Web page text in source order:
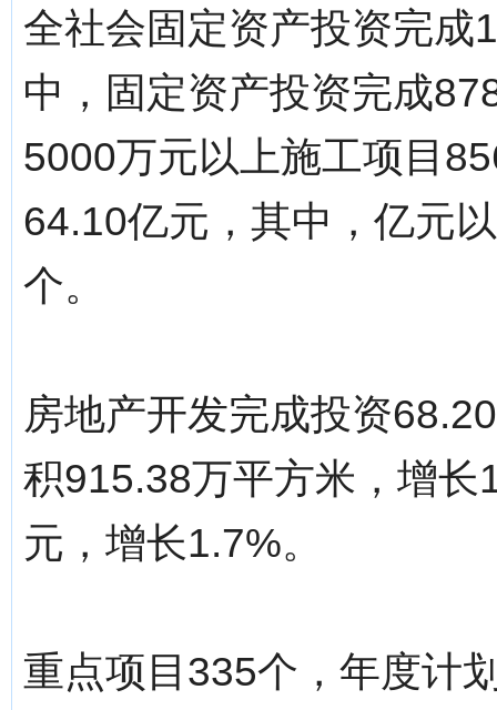
全社会固定资产投资完成
中，固定资产投资完成
5000万元以上施工项目
64.10亿元，其中，亿元
个。
房地产开发完成投资
积915.38万平方米，增
元，增长1.7%。
重点项目335个，年度计